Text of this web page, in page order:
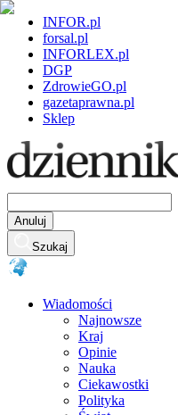
INFOR.pl
forsal.pl
INFORLEX.pl
DGP
ZdrowieGO.pl
gazetaprawna.pl
Sklep
Anuluj
Szukaj
Wiadomości
Najnowsze
Kraj
Opinie
Nauka
Ciekawostki
Polityka